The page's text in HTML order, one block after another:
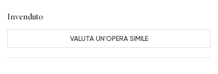
Invenduto
VALUTA UN'OPERA SIMILE